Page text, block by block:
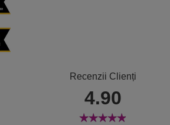
Recenzii Clienți
4.90